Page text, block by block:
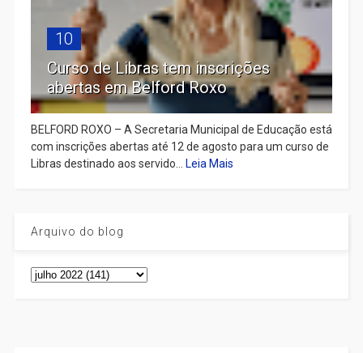
10
Curso de Libras tem inscrições
abertas em Belford Roxo
BELFORD ROXO – A Secretaria Municipal de Educação está
com inscrições abertas até 12 de agosto para um curso de
Libras destinado aos servido... Leia Mais
Arquivo do blog